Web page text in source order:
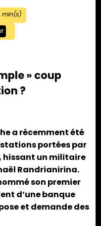
min(s)
» coup
?
a récemment été
portées par
hissant un militaire
Randrianirina.
son premier
d’une banque
et demande des